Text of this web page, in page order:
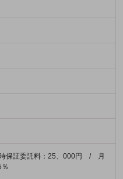
時保証委託料：25、000円 / 月